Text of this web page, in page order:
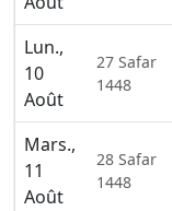
Lun.,
10
Août
27 Safar
1448
Mars.,
11
Août
28 Safar
1448